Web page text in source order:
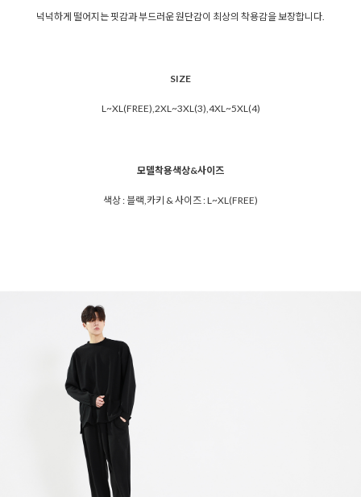
넉넉하게 떨어지는 핏감과 부드러운 원단감이 최상의 착용감을 보장합니다.
SIZE
L~XL(FREE),2XL~3XL(3),4XL~5XL(4)
모델착용색상&사이즈
색상 : 블랙,카키 & 사이즈 : L~XL(FREE)